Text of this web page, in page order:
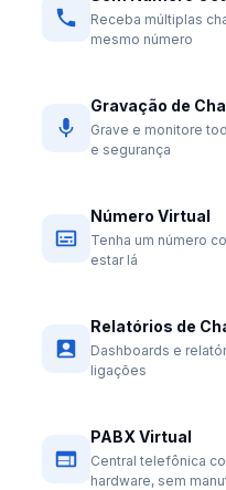
Receba múltiplas
mesmo número
Gravação de
Grave e monitore
e segurança
Número Virtual
Tenha um número
estar lá
Relatórios de
Dashboards e
ligações
PABX Virtual
Central telefônica
hardware, sem